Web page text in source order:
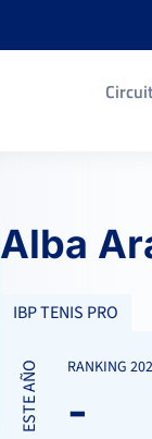
Alba
IBP TENIS PRO
ESTE AÑO RANKING
-